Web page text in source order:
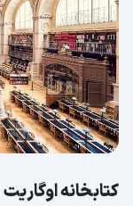
کتابخانه اوگاریت